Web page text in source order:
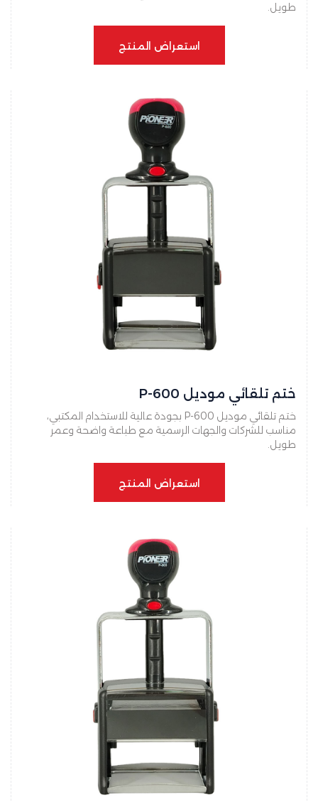
طويل.
استعراض المنتج
استعراض المنتج
ختم تلقائي موديل P-600
ختم تلقائي موديل P-600 بجودة عالية للاستخدام المكتبي،
مناسب للشركات والجهات الرسمية مع طباعة واضحة وعمر
طويل.
استعراض المنتج
استعراض المنتج